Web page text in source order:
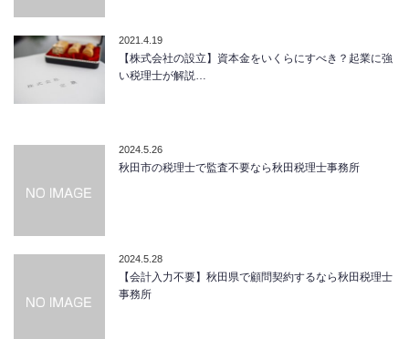
2021.4.19
【株式会社の設立】資本金をいくらにすべき？起業に強
い税理士が解説…
2024.5.26
秋田市の税理士で監査不要なら秋田税理士事務所
2024.5.28
【会計入力不要】秋田県で顧問契約するなら秋田税理士
事務所